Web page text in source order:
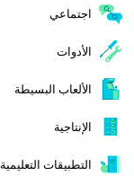
اجتماعي
الأدوات
الألعاب البسيطة
الإنتاجية
التطبيقات التعليمية